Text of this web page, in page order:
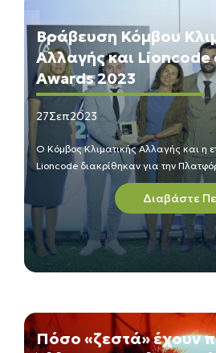
Βράβευση Κόμβου
Αλλαγής και
Awards 2023
Σεπ
27 2023
Ο Κόμβος Κλιματικής Αλλαγής και η
Lioncode διακρίθηκαν για την
Αλλαγής με το χρυσό βραβείο στην
«Εξειδικευμένες Κλαδικές
των ΔΕΗ BITE Awards 2023.
Διαβάστε
Πόσο «ζεστά» έχουν